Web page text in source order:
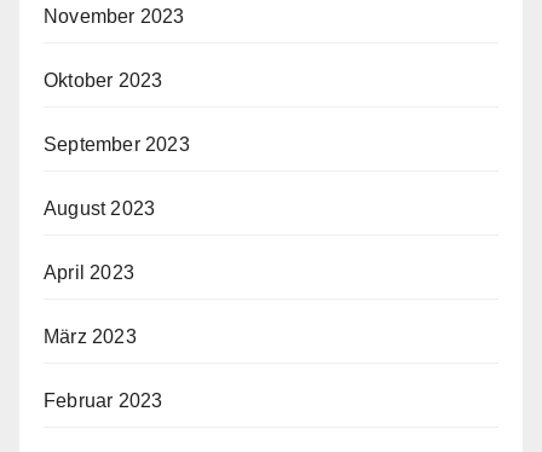
November 2023
Oktober 2023
September 2023
August 2023
April 2023
März 2023
Februar 2023